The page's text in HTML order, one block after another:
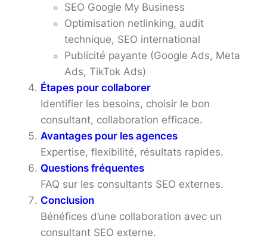
SEO Google My Business
Optimisation netlinking, audit
technique, SEO international
Publicité payante (Google Ads, Meta
Ads, TikTok Ads)
Étapes pour collaborer
Identifier les besoins, choisir le bon
consultant, collaboration efficace.
Avantages pour les agences
Expertise, flexibilité, résultats rapides.
Questions fréquentes
FAQ sur les consultants SEO externes.
Conclusion
Bénéfices d’une collaboration avec un
consultant SEO externe.